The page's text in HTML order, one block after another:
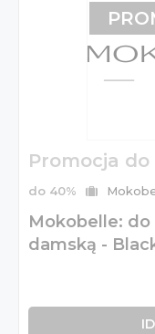
Promocja do
do 40%
Mokobelle: do
damską -